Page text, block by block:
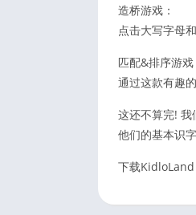
造桥游戏：
点击大写字母
匹配&排序游戏
通过这款有趣
这还不算完! 我
他们的基本识字
下载KidloLand